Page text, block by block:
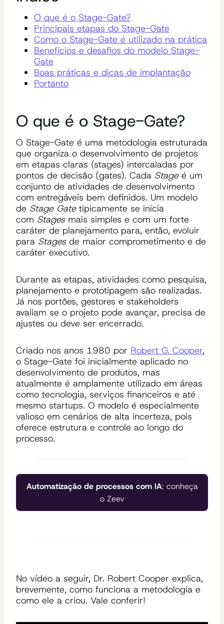
O que é o Stage-Gate?
Principais etapas do Stage-Gate
Como o Stage-Gate é utilizado na prática
Benefícios e desafios do modelo Stage-
Gate
Boas práticas e dicas de implantação
Portanto
O que é o Stage-Gate?
O Stage-Gate é uma metodologia estruturada
que organiza o desenvolvimento de projetos
em etapas claras (stages) intercaladas por
pontos de decisão (gates). Cada Stageé um
conjunto de atividades de desenvolvimento
com entregáveis bem definidos. Um modelo
de Stage Gatetipicamente se inicia
com Stagesmais simples e com um forte
caráter de planejamento para, então, evoluir
para Stagesde maior comprometimento e de
caráter executivo.
Durante as etapas, atividades como pesquisa,
planejamento e prototipagem são realizadas.
Já nos portões, gestores e stakeholders
avaliam se o projeto pode avançar, precisa de
ajustes ou deve ser encerrado.
Criado nos anos 1980 por Robert G. Cooper,
o Stage-Gate foi inicialmente aplicado no
desenvolvimento de produtos, mas
atualmente é amplamente utilizado em áreas
como tecnologia, serviços financeiros e até
mesmo startups. O modelo é especialmente
valioso em cenários de alta incerteza, pois
oferece estrutura e controle ao longo do
processo.
Automatização de processos com IA: conheça
o Zeev
No vídeo a seguir, Dr. Robert Cooper explica,
brevemente, como funciona a metodologia e
como ele a criou. Vale conferir!